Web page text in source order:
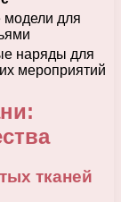
для
наряды для
мероприятий
тканей